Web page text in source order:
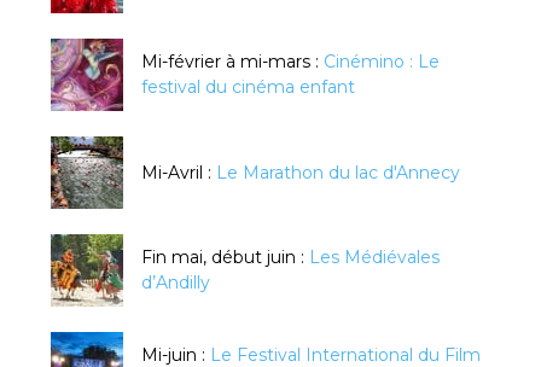
Mi-février à mi-mars : Cinémino : Le
festival du cinéma enfant
Mi-Avril : Le Marathon du lac d'Annecy
Fin mai, début juin : Les Médiévales
d’Andilly
Mi-juin : Le Festival International du Film